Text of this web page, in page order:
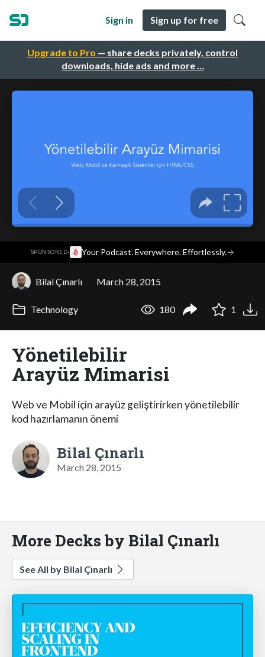
Upgrade to Pro — share decks privately, control
downloads, hide ads and more …
Sign in Sign up for free
SPONSORED· Your Podcast. Everywhere. Effortlessly.→
Bilal Çınarlı March 28, 2015
Technology 180 1
Yönetilebilir
Arayüz Mimarisi
Web ve Mobil için arayüz geliştirirken yönetilebilir
kod hazırlamanın önemi
Bilal Çınarlı
March 28, 2015
More Decks by Bilal Çınarlı
See All by Bilal Çınarlı